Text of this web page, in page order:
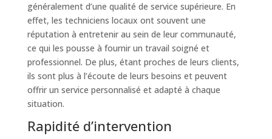
généralement d’une qualité de service supérieure. En
effet, les techniciens locaux ont souvent une
réputation à entretenir au sein de leur communauté,
ce qui les pousse à fournir un travail soigné et
professionnel. De plus, étant proches de leurs clients,
ils sont plus à l’écoute de leurs besoins et peuvent
offrir un service personnalisé et adapté à chaque
situation.
Rapidité d’intervention